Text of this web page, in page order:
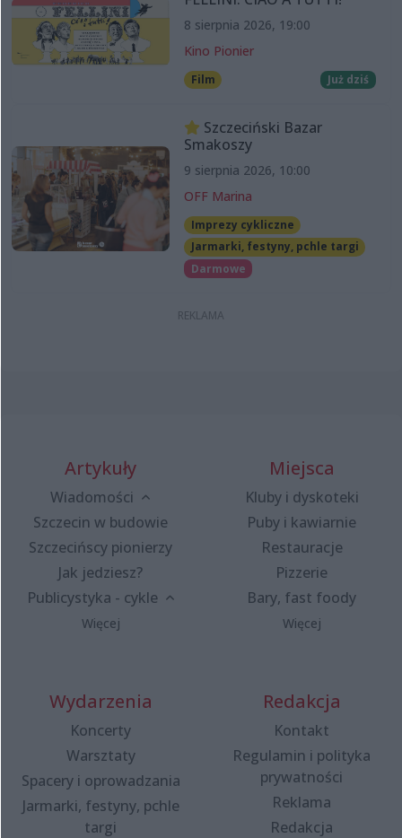
8 sierpnia 2026, 19:00
Kino Pionier
Film Już dziś
Szczeciński Bazar
Smakoszy
9 sierpnia 2026, 10:00
OFF Marina
Imprezy cykliczne
Jarmarki, festyny, pchle targi
Darmowe
Artykuły
Wiadomości
Szczecin w budowie
Szczecińscy pionierzy
Jak jedziesz?
Publicystyka - cykle
Więcej
Miejsca
Kluby i dyskoteki
Puby i kawiarnie
Restauracje
Pizzerie
Bary, fast foody
Więcej
Wydarzenia
Koncerty
Warsztaty
Spacery i oprowadzania
Jarmarki, festyny, pchle
targi
Redakcja
Kontakt
Regulamin i polityka
prywatności
Reklama
Redakcja